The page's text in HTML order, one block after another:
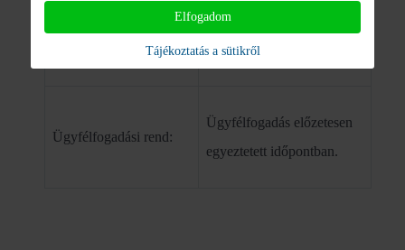
Elektronikus levélcíme: info@tife.hu
Ügyfélfogadási rend:
Ügyfélfogadás előzetesen
egyeztetett időpontban.
Elfogadom
Tájékoztatás a sütikről